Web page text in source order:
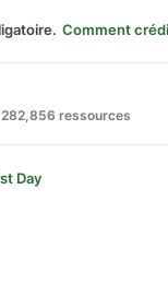
Comment
ressources
Day